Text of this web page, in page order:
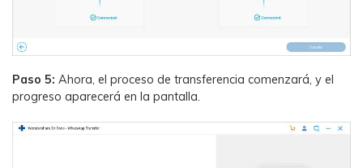
Paso 5: Ahora, el proceso de transferencia comenzará, y el
progreso aparecerá en la pantalla.